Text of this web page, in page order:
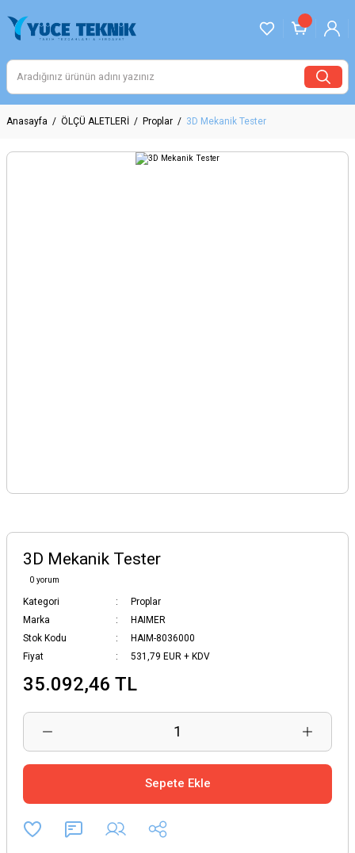
Anasayfa ÖLÇÜ ALETLERİ Proplar 3D Mekanik Tester
3D Mekanik Tester
0 yorum
Kategori
Proplar
Marka
HAIMER
Stok Kodu
HAIM-8036000
Fiyat
531,79 EUR + KDV
35.092,46 TL
Sepete Ekle